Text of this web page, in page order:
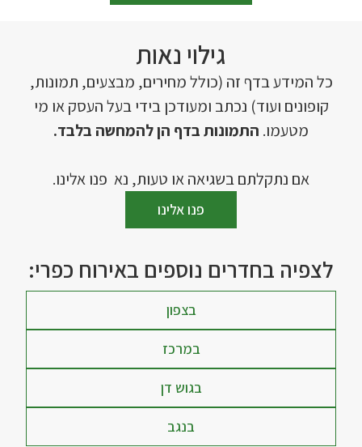
גילוי נאות
כל המידע בדף זה (כולל מחירים, מבצעים, תמונות,
קופונים ועוד) נכתב ומעודכן בידי בעל העסק או מי
מטעמו. התמונות בדף הן להמחשה בלבד.
אם נתקלתם בשגיאה או טעות, נא פנו אלינו.
פנו אלינו
לצפיה בחדרים נוספים באירוח כפרי:
בצפון
במרכז
בגוש דן
בנגב